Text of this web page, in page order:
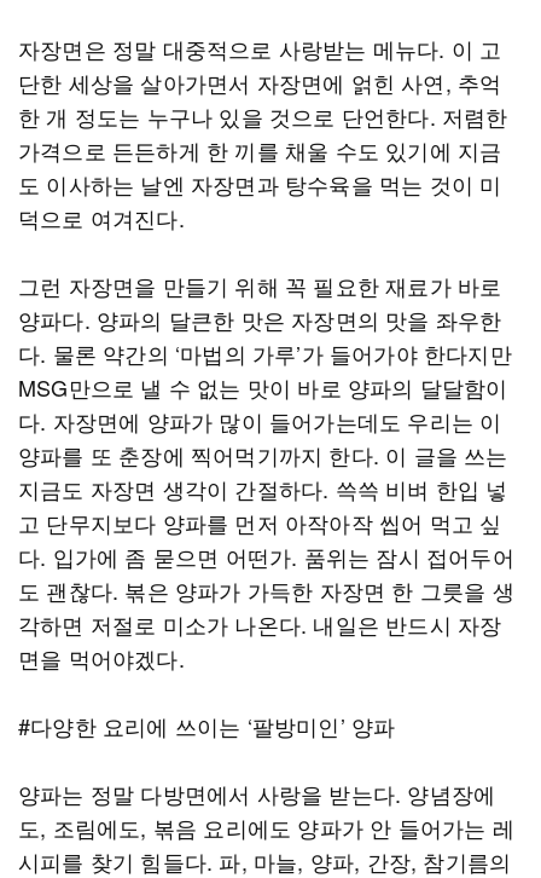
자장면은 정말 대중적으로 사랑받는 메뉴다. 이 고
단한 세상을 살아가면서 자장면에 얽힌 사연, 추억
한 개 정도는 누구나 있을 것으로 단언한다. 저렴한
가격으로 든든하게 한 끼를 채울 수도 있기에 지금
도 이사하는 날엔 자장면과 탕수육을 먹는 것이 미
덕으로 여겨진다.
그런 자장면을 만들기 위해 꼭 필요한 재료가 바로
양파다. 양파의 달큰한 맛은 자장면의 맛을 좌우한
다. 물론 약간의 ‘마법의 가루’가 들어가야 한다지만
MSG만으로 낼 수 없는 맛이 바로 양파의 달달함이
다. 자장면에 양파가 많이 들어가는데도 우리는 이
양파를 또 춘장에 찍어먹기까지 한다. 이 글을 쓰는
지금도 자장면 생각이 간절하다. 쓱쓱 비벼 한입 넣
고 단무지보다 양파를 먼저 아작아작 씹어 먹고 싶
다. 입가에 좀 묻으면 어떤가. 품위는 잠시 접어두어
도 괜찮다. 볶은 양파가 가득한 자장면 한 그릇을 생
각하면 저절로 미소가 나온다. 내일은 반드시 자장
면을 먹어야겠다.
#다양한 요리에 쓰이는 ‘팔방미인’ 양파
양파는 정말 다방면에서 사랑을 받는다. 양념장에
도, 조림에도, 볶음 요리에도 양파가 안 들어가는 레
시피를 찾기 힘들다. 파, 마늘, 양파, 간장, 참기름의